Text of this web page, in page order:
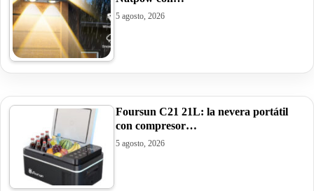
5 agosto, 2026
Foursun C21 21L: la nevera portátil
con compresor…
5 agosto, 2026